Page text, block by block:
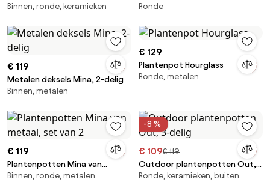
12 cm
Binnen, ronde, keramieken
Ronde
€ 119
Metalen deksels Mina, 2-delig
Binnen, metalen
€ 129
Plantenpot Hourglass
Ronde, metalen
€ 119
Plantenpotten Mina van
metaal, set van 2
Binnen, ronde, metalen
-8 %
€ 109€ 119
Outdoor plantenpotten Out,
3-delig
Ronde, keramieken, buiten